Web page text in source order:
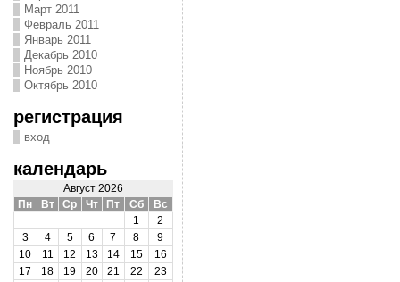
Март 2011
Февраль 2011
Январь 2011
Декабрь 2010
Ноябрь 2010
Октябрь 2010
регистрация
вход
календарь
Август 2026
Пн
Вт Ср Чт Пт Сб
Вс
1
2
3
4 5 6 7 8
9
10
11 12 13 14 15
16
17
18 19 20 21 22
23